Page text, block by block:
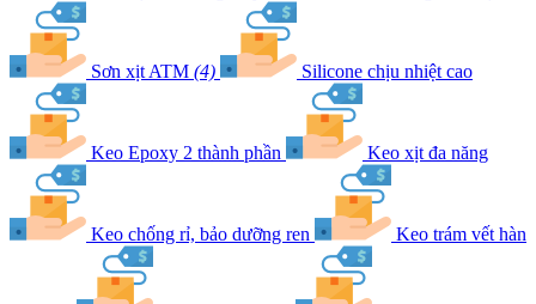
Sơn xịt ATM (4) Silicone chịu nhiệt cao
Keo Epoxy 2 thành phần Keo xịt đa năng
Keo chống rỉ, bảo dưỡng ren Keo trám vết hàn